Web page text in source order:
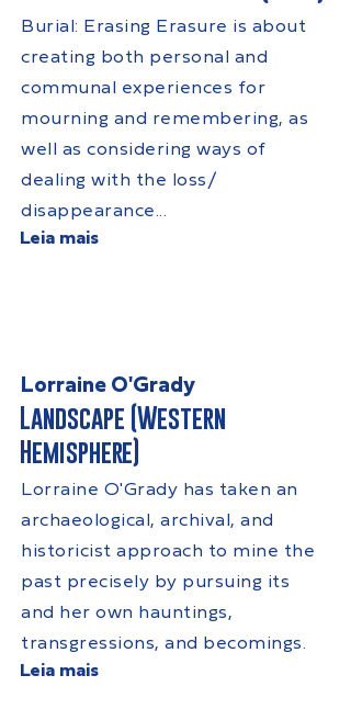
Burial: Erasing Erasure is about
creating both personal and
communal experiences for
mourning and remembering, as
well as considering ways of
dealing with the loss/
disappearance...
Leia mais
Lorraine O'Grady
Landscape (Western
Hemisphere)
Lorraine O'Grady has taken an
archaeological, archival, and
historicist approach to mine the
past precisely by pursuing its
and her own hauntings,
transgressions, and becomings.
Leia mais